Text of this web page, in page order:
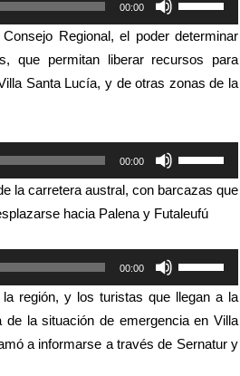
00:00
las
teclas
de
flecha
para
aumentar
o
disminuir
Regional, el poder determinar
que permitan liberar recursos para
Santa Lucía, y de otras zonas de la
00:00
las
teclas
de
flecha
arriba/abajo
para
aumentar
o
la carretera austral, con barcazas que
hacia Palena y Futaleufú
00:00
las
teclas
de
flecha
región, y los turistas que llegan a la
la situación de emergencia en Villa
a informarse a través de Sernatur y